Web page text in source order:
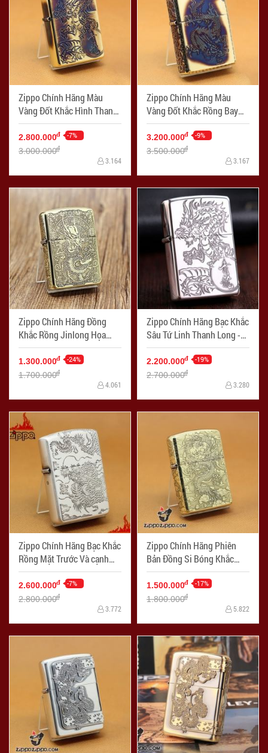
Zippo Chính Hãng Màu
Vàng Đốt Khắc Hình Thanh
Long - Mã SP: ZPC1112
2.800.000đ -7%
3.000.000đ
3.164
Zippo Chính Hãng Màu
Vàng Đốt Khắc Rồng Bay
Xuống Cùng Hoa Văn Arab
Vỏ Dày Armor - Mã SP:
ZPC1100
3.200.000đ -9%
3.500.000đ
3.167
Zippo Chính Hãng Đồng
Khắc Rồng Jinlong Họa
TIết Tinh Xảo Bản Dày
Armor - Mã SP: ZPC1077
1.300.000đ -24%
1.700.000đ
4.061
Zippo Chính Hãng Bạc Khắc
Sâu Tứ Linh Thanh Long -
Mã SP: ZPC1065
2.200.000đ -19%
2.700.000đ
3.280
Zippo Chính Hãng Bạc Khắc
Rồng Mặt Trước Và cạnh
bên Vỏ Dày Armor
2.600.000đ -7%
2.800.000đ
3.772
Zippo Chính Hãng Phiên
Bản Đồng Si Bóng Khắc
Rồng Bay Bản Armor
1.500.000đ -17%
1.800.000đ
5.822